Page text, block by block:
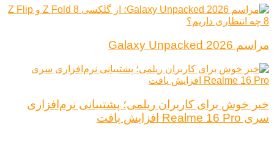
مراسم Galaxy Unpacked 2026
خبر خوش برای کاربران ریلمی؛ پشتیبانی نرم‌افزاری
سری Realme 16 Pro افزایش یافت